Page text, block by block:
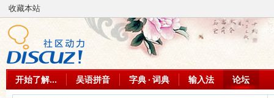
收藏本站
开始了解... 吴语拼音 字典 · 词典 输入法 论坛